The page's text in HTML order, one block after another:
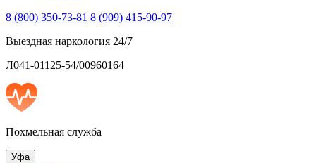
8 (800) 350-73-81 8 (909) 415-90-97
Выездная наркология 24/7
Л041-01125-54/00960164
Похмельная служба
Уфа